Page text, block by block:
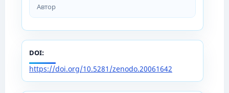
Автор
DOI:
https://doi.org/10.5281/zenodo.20061642